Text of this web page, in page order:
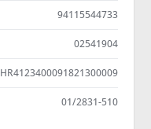
94115544733
02541904
HR4123400091821300009
01/2831-510